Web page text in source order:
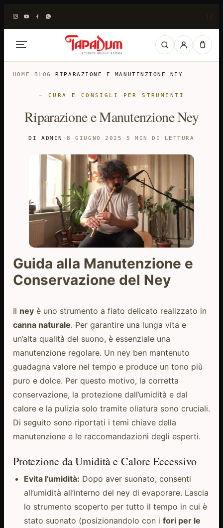
HOME › BLOG ›RIPARAZIONE E MANUTENZIONE NEY
— CURA E CONSIGLI PER STRUMENTI
Riparazione e Manutenzione Ney
DI ADMIN ·8 GIUGNO 2025 · 5 MIN DI LETTURA
Guida alla Manutenzione e
Conservazione del Ney
Il neyè uno strumento a fiato delicato realizzato in
canna naturale. Per garantire una lunga vita e
un’alta qualità del suono, è essenziale una
manutenzione regolare. Un ney ben mantenuto
guadagna valore nel tempo e produce un tono più
puro e dolce. Per questo motivo, la corretta
conservazione, la protezione dall’umidità e dal
calore e la pulizia solo tramite oliatura sono cruciali.
Di seguito sono riportati i temi chiave della
manutenzione e le raccomandazioni degli esperti.
Protezione da Umidità e Calore Eccessivo
Evita l’umidità: Dopo aver suonato, consenti
all’umidità all’interno del ney di evaporare. Lascia
lo strumento scoperto per tutto il tempo in cui è
stato suonato (posizionandolo con i fori per le